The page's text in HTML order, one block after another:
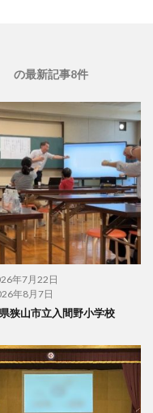
の最新記事8件
年7月22日
年8月7日
狭山市立入間野小学校